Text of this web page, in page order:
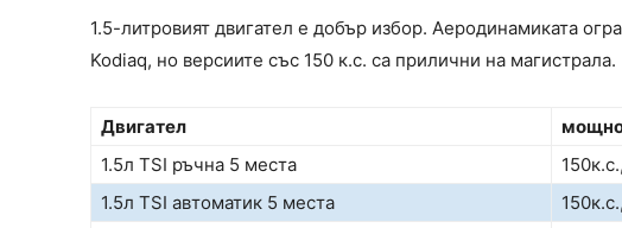
1.5-литровият двигател е добър избор. Аеродинамиката
Kodiaq, но версиите със 150 к.с. са прилични на магистрала.
Двигател
1.5л TSI ръчна 5 места
1.5л TSI автоматик 5 места